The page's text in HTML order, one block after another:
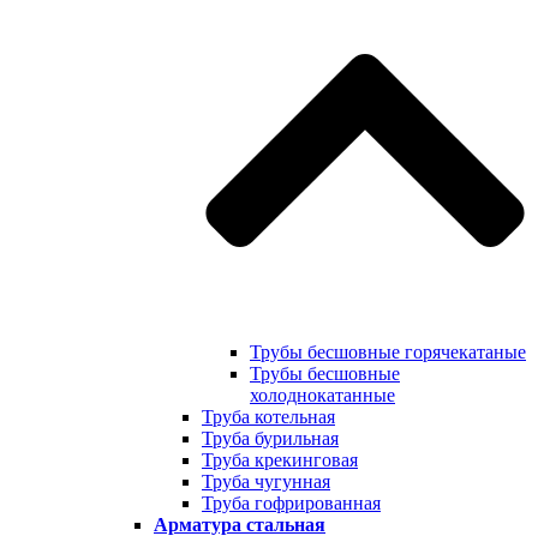
Трубы бесшовные горячекатаные
Трубы бесшовные
холоднокатанные
Труба котельная
Труба бурильная
Труба крекинговая
Труба чугунная
Труба гофрированная
Арматура стальная